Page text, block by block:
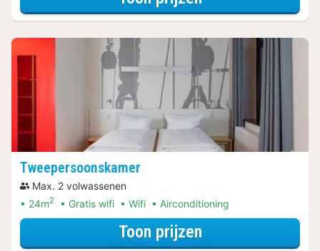
Tweepersoonskamer
Max. 2 volwassenen
24m2 Gratis wifi Wifi Airconditioning
Toon prijzenvoor Ontdek de